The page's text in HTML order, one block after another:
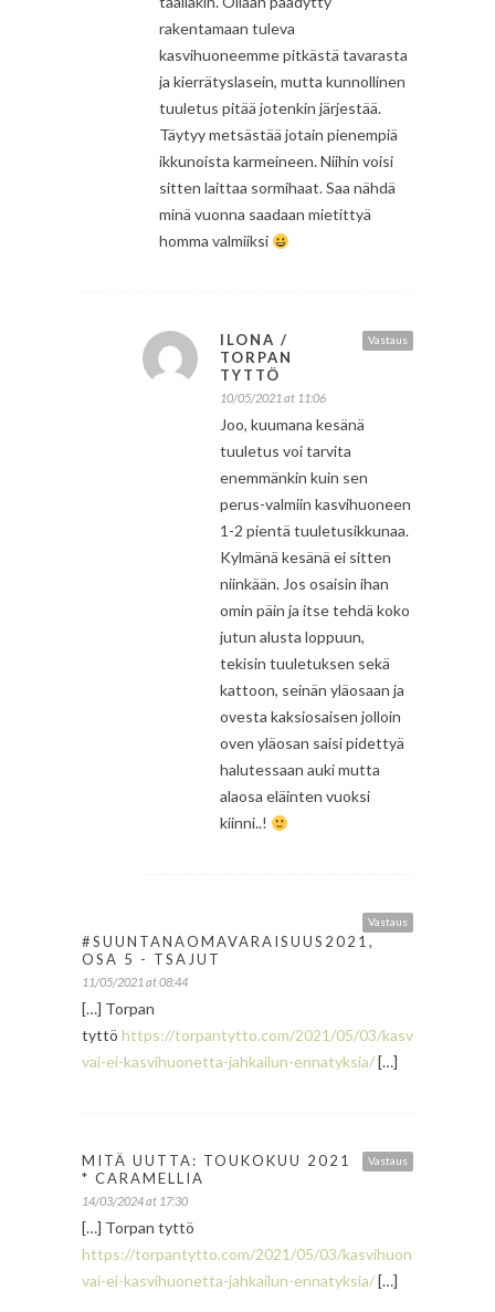
rakentamaan tuleva
kasvihuoneemme pitkästä tavarasta
ja kierrätyslasein, mutta kunnollinen
tuuletus pitää jotenkin järjestää.
Täytyy metsästää jotain pienempiä
ikkunoista karmeineen. Niihin voisi
sitten laittaa sormihaat. Saa nähdä
minä vuonna saadaan mietittyä
homma valmiiksi
Vastaus
ILONA /
TORPAN
TYTTÖ
10/05/2021 at 11:06
Joo, kuumana kesänä
tuuletus voi tarvita
enemmänkin kuin sen
perus-valmiin kasvihuoneen
1-2 pientä tuuletusikkunaa.
Kylmänä kesänä ei sitten
niinkään. Jos osaisin ihan
omin päin ja itse tehdä koko
jutun alusta loppuun,
tekisin tuuletuksen sekä
kattoon, seinän yläosaan ja
ovesta kaksiosaisen jolloin
oven yläosan saisi pidettyä
halutessaan auki mutta
alaosa eläinten vuoksi
kiinni..!
Vastaus
#SUUNTANAOMAVARAISUUS2021,
OSA 5 - TSAJUT
11/05/2021 at 08:44
[…] Torpan
tyttö https://torpantytto.com/2021/05/03/kasvihuone-
vai-ei-kasvihuonetta-jahkailun-ennatyksia/ […]
Vastaus
MITÄ UUTTA: TOUKOKUU 2021
* CARAMELLIA
14/03/2024 at 17:30
[…] Torpan tyttö
https://torpantytto.com/2021/05/03/kasvihuone-
vai-ei-kasvihuonetta-jahkailun-ennatyksia/ […]